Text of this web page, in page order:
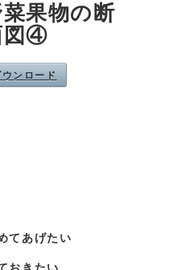
果物の断
図④
ウンロード
てあげたい